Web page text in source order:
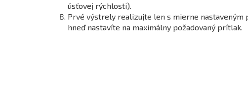
úsťovej rýchlosti).
Prvé výstrely realizujte len s mierne nastaveným
hneď nastavíte na maximálny požadovaný prítlak.